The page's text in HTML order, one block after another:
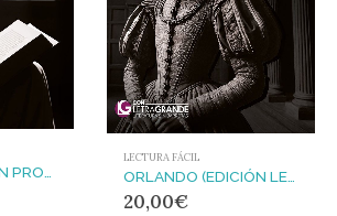
LECTURA FÁCIL
20,00€